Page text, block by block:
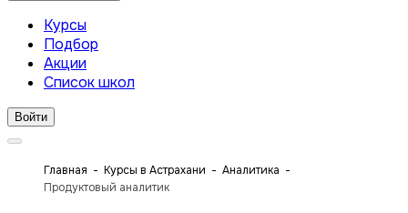
Курсы
Подбор
Акции
Список школ
Войти
Главная Курсы в Астрахани
Аналитика
Продуктовый аналитик